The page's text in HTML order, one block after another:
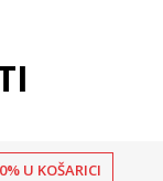
U KOŠARICI